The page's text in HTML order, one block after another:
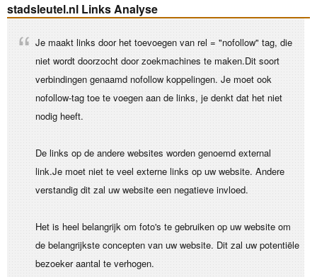
stadsleutel.nl Links Analyse
Je maakt links door het toevoegen van rel = "nofollow" tag, die
niet wordt doorzocht door zoekmachines te maken.Dit soort
verbindingen genaamd nofollow koppelingen. Je moet ook
nofollow-tag toe te voegen aan de links, je denkt dat het niet
nodig heeft.
De links op de andere websites worden genoemd external
link.Je moet niet te veel externe links op uw website. Andere
verstandig dit zal uw website een negatieve invloed.
Het is heel belangrijk om foto's te gebruiken op uw website om
de belangrijkste concepten van uw website. Dit zal uw potentiële
bezoeker aantal te verhogen.